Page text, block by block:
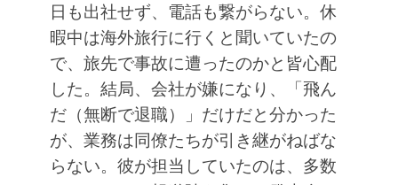
日も出社せず、電話も繋がらない。休
暇中は海外旅行に行くと聞いていたの
で、旅先で事故に遭ったのかと皆心配
した。結局、会社が嫌になり、「飛ん
だ（無断で退職）」だけだと分かった
が、業務は同僚たちが引き継がねばな
らない。彼が担当していたのは、多数